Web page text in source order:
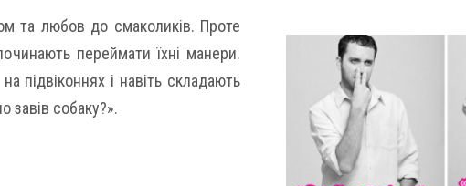
та любов до смаколиків. Проте
переймати їхні манери.
підвіконнях і навіть складають
завів собаку?».